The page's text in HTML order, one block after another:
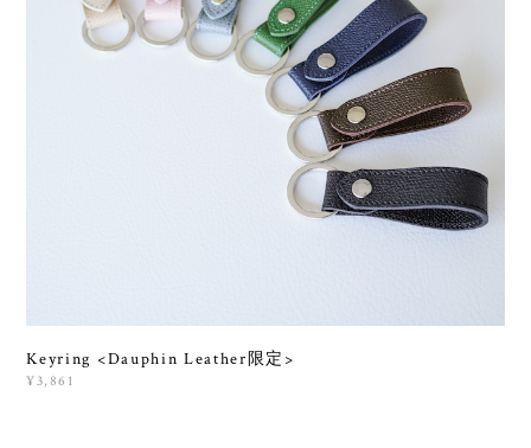
Keyring <Dauphin Leather限定>
¥3,861